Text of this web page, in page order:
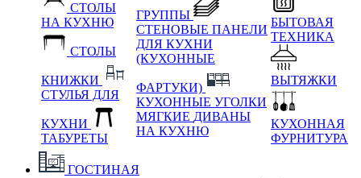
СТОЛЫ
НА КУХНЮ
СТОЛЫ
КНИЖКИ
СТУЛЬЯ ДЛЯ
КУХНИ
ТАБУРЕТЫ
ГРУППЫ
СТЕНОВЫЕ ПАНЕЛИ
ДЛЯ КУХНИ
(КУХОННЫЕ
ФАРТУКИ)
КУХОННЫЕ УГОЛКИ
МЯГКИЕ ДИВАНЫ
НА КУХНЮ
БЫТОВАЯ
ТЕХНИКА
ВЫТЯЖКИ
КУХОННАЯ
ФУРНИТУРА
ГОСТИНАЯ